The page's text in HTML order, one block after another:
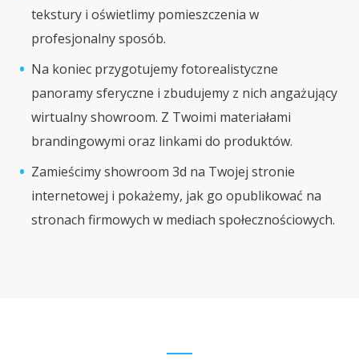
tekstury i oświetlimy pomieszczenia w
profesjonalny sposób.
Na koniec przygotujemy fotorealistyczne
panoramy sferyczne i zbudujemy z nich angażujący
wirtualny showroom. Z Twoimi materiałami
brandingowymi oraz linkami do produktów.
Zamieścimy showroom 3d na Twojej stronie
internetowej i pokażemy, jak go opublikować na
stronach firmowych w mediach społecznościowych.